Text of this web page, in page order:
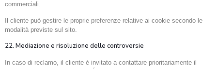
commerciali.
Il cliente può gestire le proprie preferenze relative ai cookie secondo le
modalità previste sul sito.
22. Mediazione e risoluzione delle controversie
In caso di reclamo, il cliente è invitato a contattare prioritariamente il